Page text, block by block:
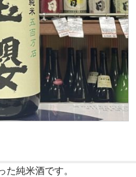
た純米酒です。